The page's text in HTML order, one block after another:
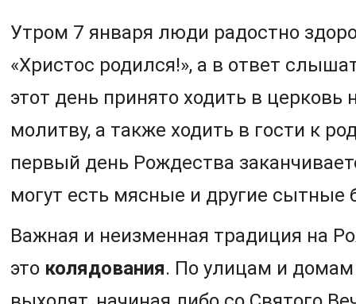
Утром 7 января люди радостно
«Христос родился!», а в ответ
этот день принято ходить в церковь
молитву, а также ходить в гости к
первый день Рождества
могут есть мясные и другие сытные
Важная и неизменная традиция на
это колядования. По улицам и